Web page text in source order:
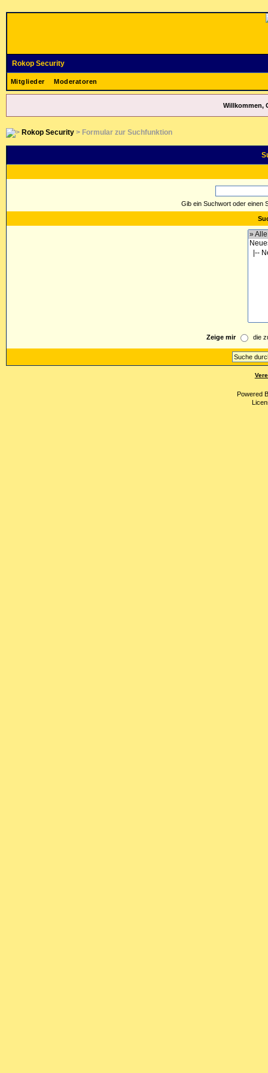
Rokop Security
Mitglieder Moderatoren
Willkommen,
Rokop Security> Formular zur Suchfunktion
Gib ein Suchwort oder einen
Zeige mir die
Powered